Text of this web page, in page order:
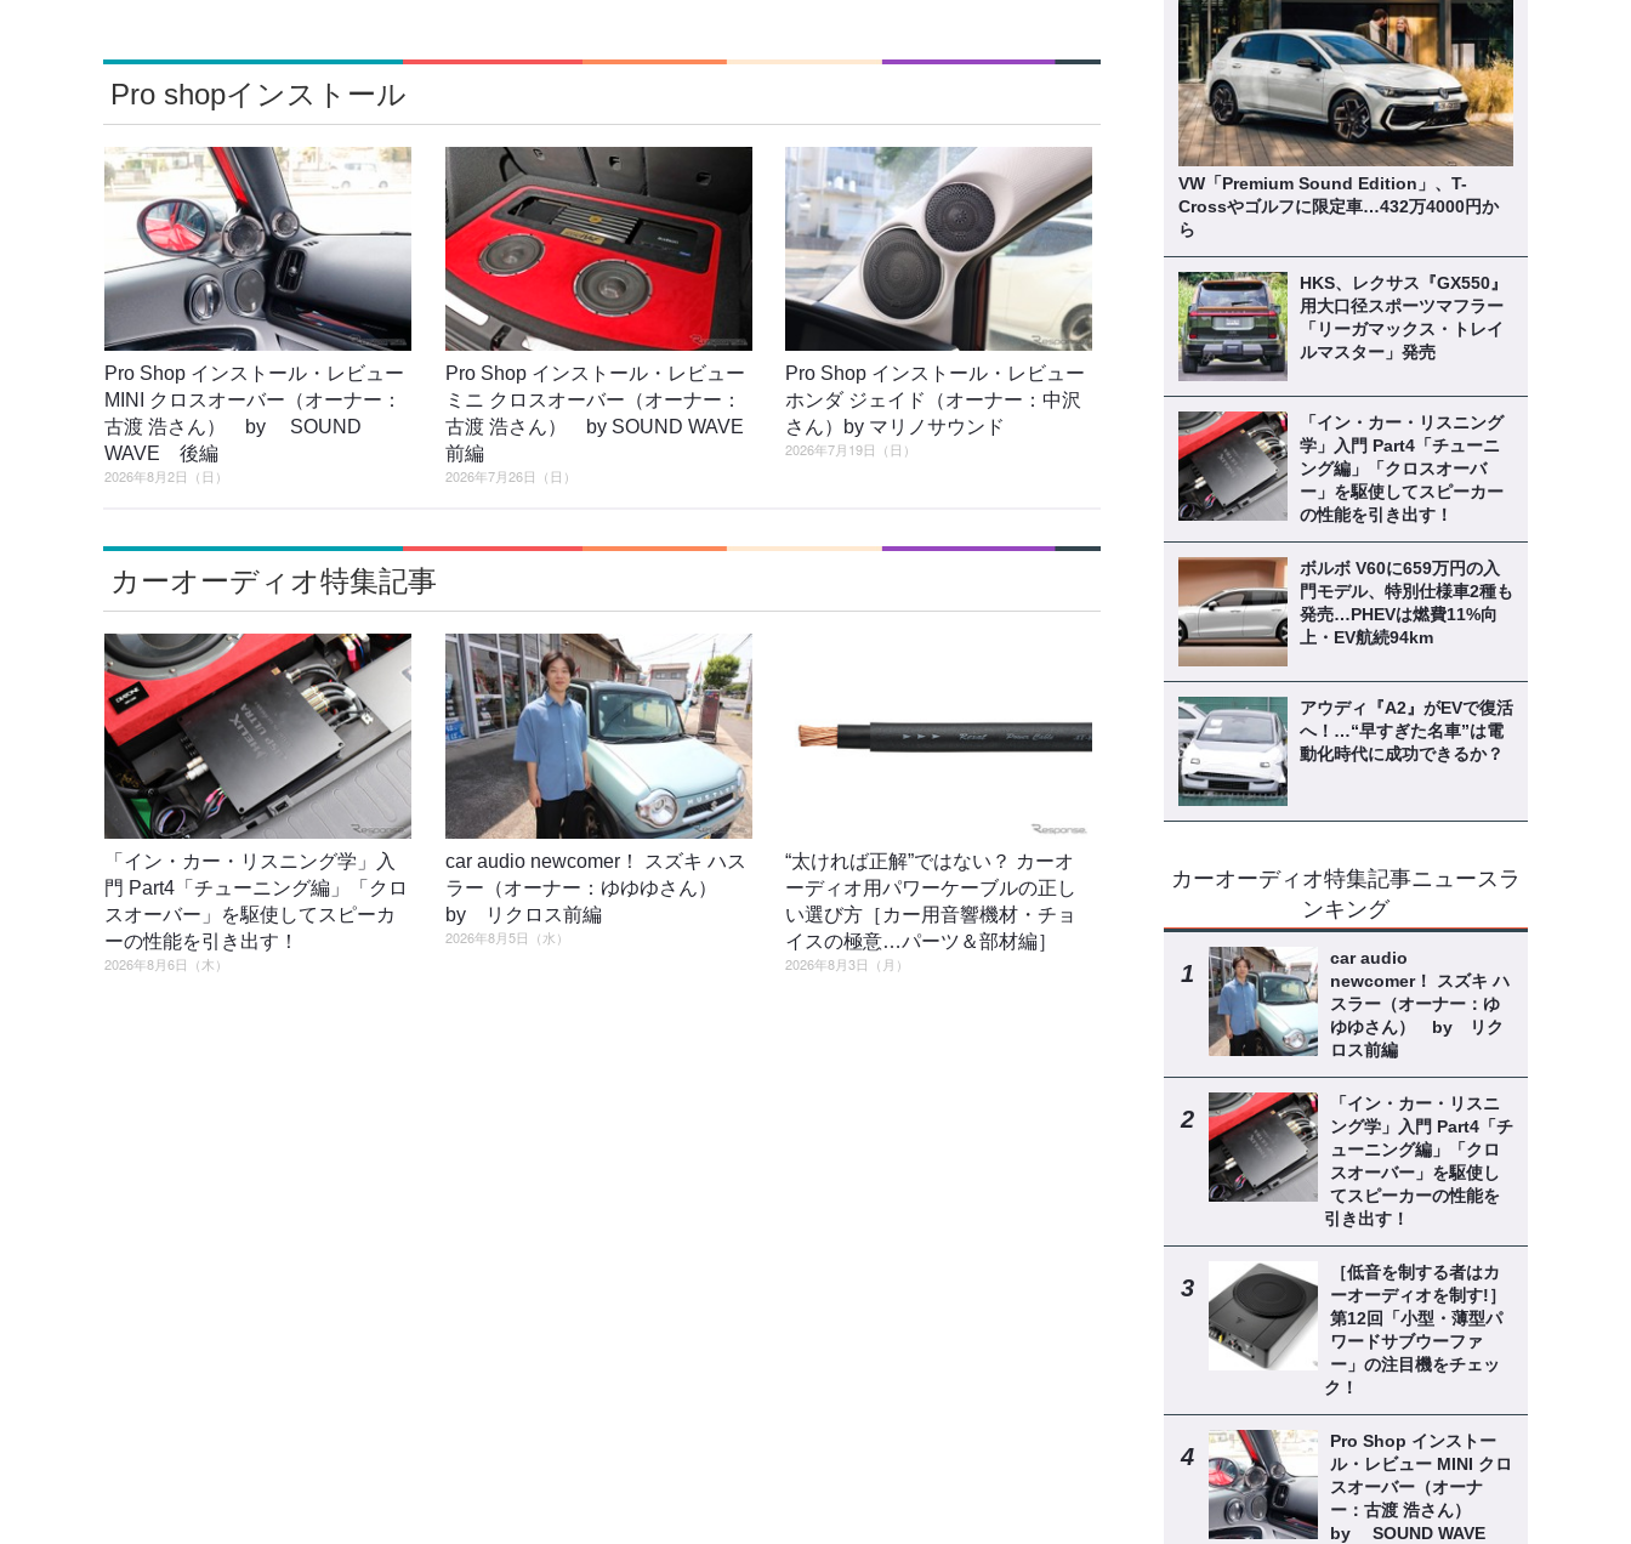
Pro shopインストール
Pro Shop インストール・レビュー
MINI クロスオーバー（オーナー：
古渡 浩さん） by SOUND
WAVE 後編
2026年8月2日（日）
Pro Shop インストール・レビュー
ミニ クロスオーバー（オーナー：
古渡 浩さん） by SOUND WAVE
前編
2026年7月26日（日）
Pro Shop インストール・レビュー
ホンダ ジェイド（オーナー：中沢
さん）by マリノサウンド
2026年7月19日（日）
カーオーディオ特集記事
「イン・カー・リスニング学」入
門 Part4「チューニング編」「クロ
スオーバー」を駆使してスピーカ
ーの性能を引き出す！
2026年8月6日（木）
car audio newcomer！ スズキ ハス
ラー（オーナー：ゆゆゆさん）
by リクロス前編
2026年8月5日（水）
“太ければ正解”ではない？ カーオ
ーディオ用パワーケーブルの正し
い選び方［カー用音響機材・チョ
イスの極意…パーツ＆部材編］
2026年8月3日（月）
VW「Premium Sound Edition」、T-
Crossやゴルフに限定車…432万4000円か
ら
HKS、レクサス『GX550』
用大口径スポーツマフラー
「リーガマックス・トレイ
ルマスター」発売
「イン・カー・リスニング
学」入門 Part4「チューニ
ング編」「クロスオーバ
ー」を駆使してスピーカー
の性能を引き出す！
ボルボ V60に659万円の入
門モデル、特別仕様車2種も
発売…PHEVは燃費11%向
上・EV航続94km
アウディ『A2』がEVで復活
へ！…“早すぎた名車”は電
動化時代に成功できるか？
カーオーディオ特集記事ニュースラ
ンキング
car audio
newcomer！ スズキ ハ
スラー（オーナー：ゆ
ゆゆさん） by リク
ロス前編
「イン・カー・リスニ
ング学」入門 Part4「チ
ューニング編」「クロ
スオーバー」を駆使し
てスピーカーの性能を
引き出す！
［低音を制する者はカ
ーオーディオを制す!］
第12回「小型・薄型パ
ワードサブウーファ
ー」の注目機をチェッ
ク！
Pro Shop インストー
ル・レビュー MINI クロ
スオーバー（オーナ
ー：古渡 浩さん）
by SOUND WAVE